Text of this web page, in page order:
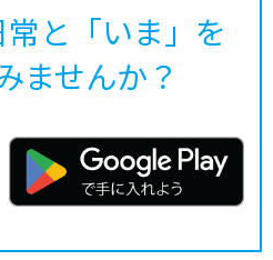
と「いま」を
ませんか？